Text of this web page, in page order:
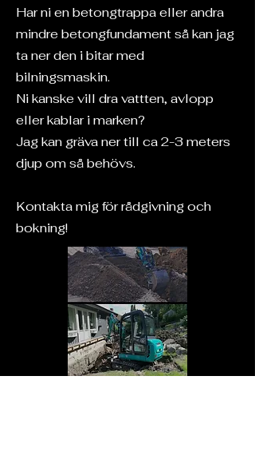
Har ni en betongtrappa eller andra
mindre betongfundament så kan jag
ta ner den i bitar med
bilningsmaskin.
Ni kanske vill dra vattten, avlopp
eller kablar i marken?
Jag kan gräva ner till ca 2-3 meters
djup om så behövs.
Kontakta mig för rådgivning och
bokning!